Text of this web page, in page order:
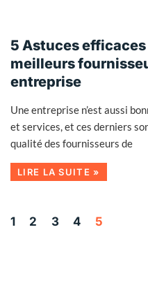
5 Astuces
meilleurs
entreprise
Une entreprise n’est aussi
et services, et ces derniers
qualité des fournisseurs de
LIRE LA SUITE »
1 2 3 4 5